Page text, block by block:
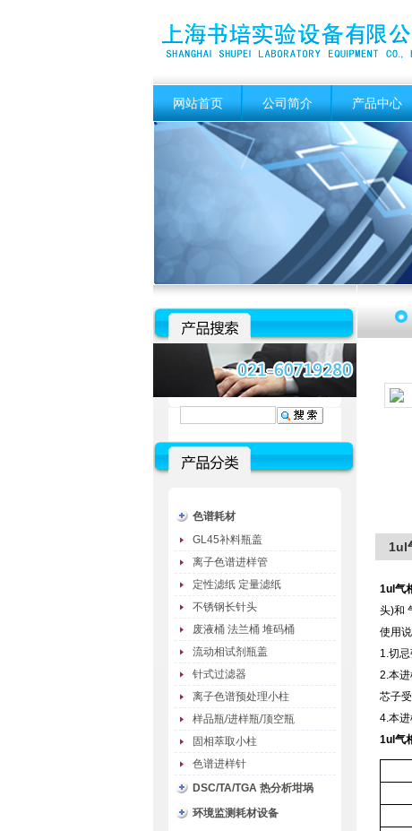
网站首页 公司简介 产品中心
色谱耗材
GL45补料瓶盖
离子色谱进样管
定性滤纸 定量滤纸
不锈钢长针头
废液桶 法兰桶 堆码桶
流动相试剂瓶盖
针式过滤器
离子色谱预处理小柱
样品瓶/进样瓶/顶空瓶
固相萃取小柱
色谱进样针
DSC/TA/TGA 热分析坩埚
环境监测耗材设备
1ul
1ul气
头)和
使用说
1.切
2.本
芯子
4.本
1ul气